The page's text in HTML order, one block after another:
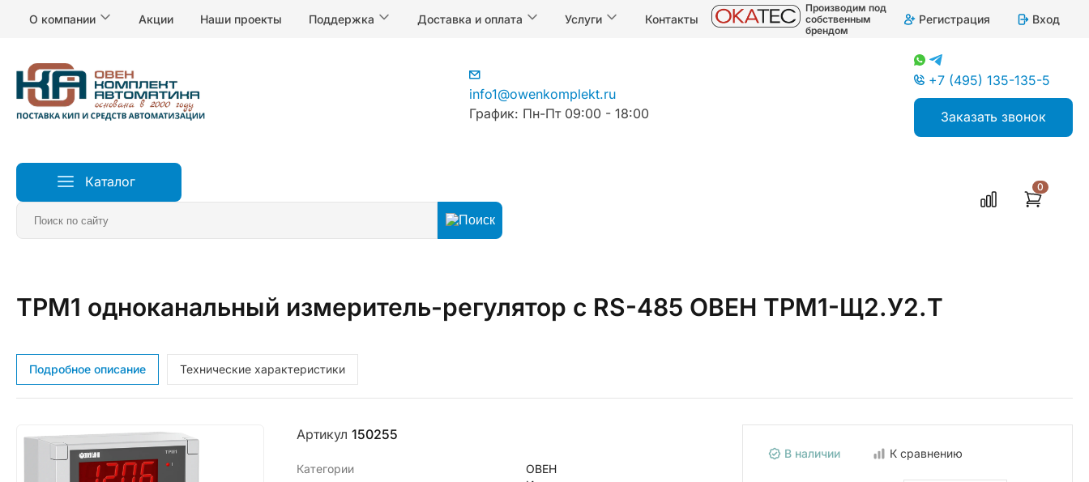
О компании Акции Наши проекты Поддержка Доставка и оплата Услуги Контакты
Производим под
собственным
брендом
Регистрация Вход
info1@owenkomplekt.ru
График: Пн-Пт 09:00 - 18:00
+7 (495) 135-135-5
Заказать звонок
Каталог 0
Главная Измерители и регуляторы температуры Регуляторы температуры
ТРМ1 одноканальный измеритель-регулятор с RS-485 ОВЕН ТРМ1-Щ2.У2.Т
Подробное описание Технические характеристики
Артикул 150255
Категории
ОВЕН
В наличии К сравнению